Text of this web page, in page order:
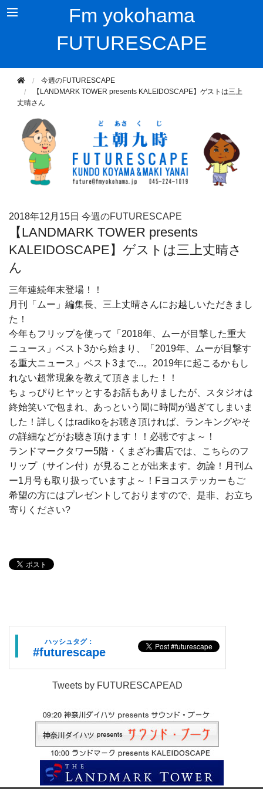
Fm yokohama
FUTURESCAPE
今週のFUTURESCAPE
【LANDMARK TOWER presents KALEIDOSCAPE】ゲストは三上
丈晴さん
2018年12月15日 今週のFUTURESCAPE
【LANDMARK TOWER presents
KALEIDOSCAPE】ゲストは三上丈晴さ
ん
三年連続年末登場！！
月刊「ムー」編集長、三上丈晴さんにお越しいただきまし
た！
今年もフリップを使って「2018年、ムーが目撃した重大
ニュース」ベスト3から始まり、「2019年、ムーが目撃す
る重大ニュース」ベスト3まで...。2019年に起こるかもし
れない超常現象を教えて頂きました！！
ちょっぴりヒヤッとするお話もありましたが、スタジオは
終始笑いで包まれ、あっという間に時間が過ぎてしまいま
した！詳しくはradikoをお聴き頂ければ、ランキングやそ
の詳細などがお聴き頂けます！！必聴ですよ～！
ランドマークタワー5階・くまざわ書店では、こちらのフ
リップ（サイン付）が見ることが出来ます。勿論！月刊ム
ー1月号も取り扱っていますよ～！Fヨコステッカーもご
希望の方にはプレゼントしておりますので、是非、お立ち
寄りください?
ハッシュタグ：
#futurescape
Tweets by FUTURESCAPEAD